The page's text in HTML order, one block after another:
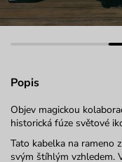
Popis
Objev magickou
historická fúze světové
Tato kabelka na rameno
svým štíhlým vzhledem.